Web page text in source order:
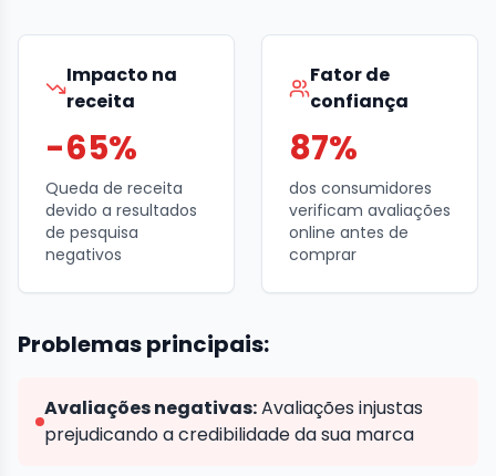
Impacto na
receita
-65%
Queda de receita
devido a resultados
de pesquisa
negativos
Fator de
confiança
87%
dos consumidores
verificam avaliações
online antes de
comprar
Problemas principais:
Avaliações negativas:Avaliações injustas
prejudicando a credibilidade da sua marca